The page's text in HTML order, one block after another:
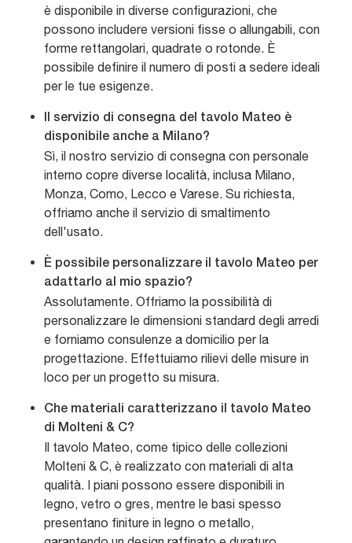
è disponibile in diverse configurazioni, che
possono includere versioni fisse o allungabili, con
forme rettangolari, quadrate o rotonde. È
possibile definire il numero di posti a sedere ideali
per le tue esigenze.
Il servizio di consegna del tavolo Mateo è
disponibile anche a Milano?
Sì, il nostro servizio di consegna con personale
interno copre diverse località, inclusa Milano,
Monza, Como, Lecco e Varese. Su richiesta,
offriamo anche il servizio di smaltimento
dell'usato.
È possibile personalizzare il tavolo Mateo per
adattarlo al mio spazio?
Assolutamente. Offriamo la possibilità di
personalizzare le dimensioni standard degli arredi
e forniamo consulenze a domicilio per la
progettazione. Effettuiamo rilievi delle misure in
loco per un progetto su misura.
Che materiali caratterizzano il tavolo Mateo
di Molteni & C?
Il tavolo Mateo, come tipico delle collezioni
Molteni & C, è realizzato con materiali di alta
qualità. I piani possono essere disponibili in
legno, vetro o gres, mentre le basi spesso
presentano finiture in legno o metallo,